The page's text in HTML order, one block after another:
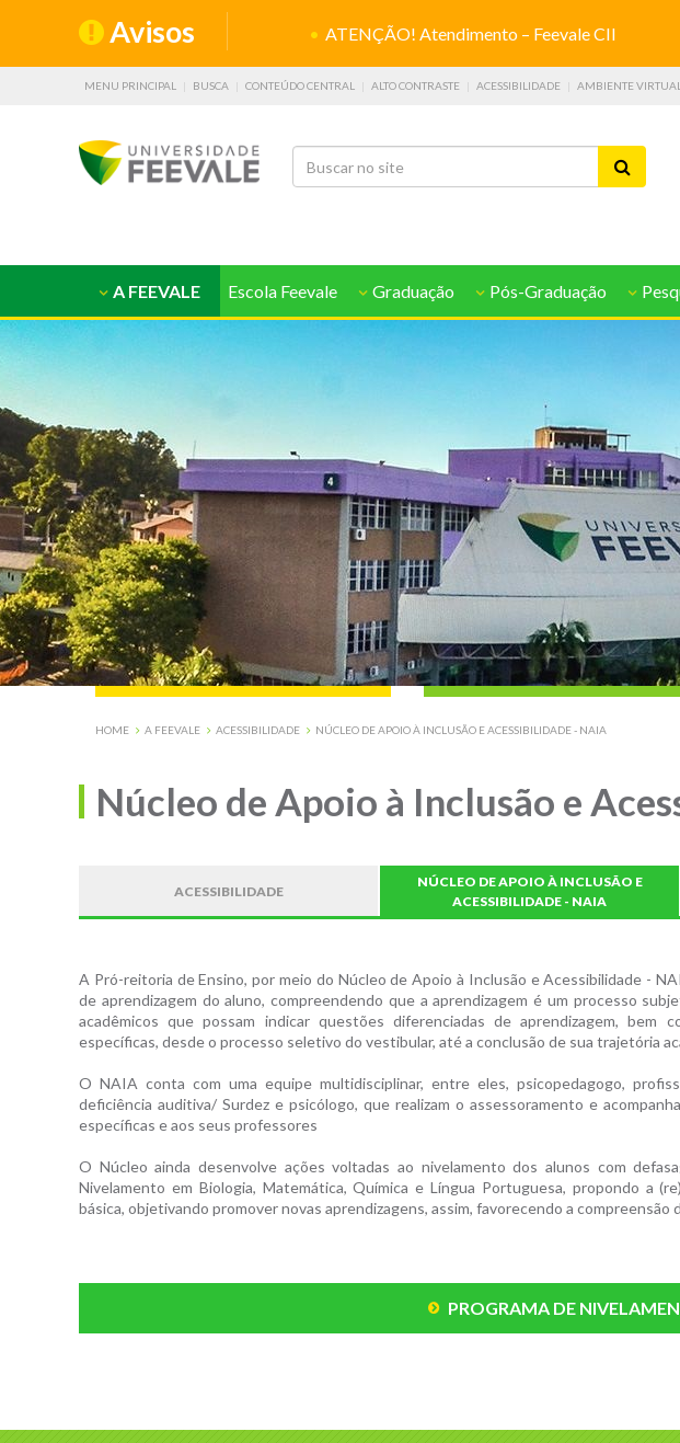
Avisos ATENÇÃO! Atendimento – Feevale CII
MENU PRINCIPAL BUSCA CONTEÚDO CENTRAL ALTO CONTRASTE ACESSIBILIDADE AMBIENTE VIRTUAL
A FEEVALE Escola Feevale Graduação Pós-Graduação
HOME A FEEVALE ACESSIBILIDADE NÚCLEO DE APOIO À INCLUSÃO E ACESSIBILIDADE - NAIA
Núcleo de Apoio à Inclusão e
ACESSIBILIDADE
NÚCLEO DE APOIO À INCLUSÃO E
ACESSIBILIDADE - NAIA
A Pró-reitoria de Ensino, por meio do Núcleo de Apoio à Inclusão e Acessibilidade -
de aprendizagem do aluno, compreendendo que a aprendizagem é um processo
acadêmicos que possam indicar questões diferenciadas de aprendizagem, bem
específicas, desde o processo seletivo do vestibular, até a conclusão de sua trajetória
O NAIA conta com uma equipe multidisciplinar, entre eles, psicopedagogo,
deficiência auditiva/ Surdez e psicólogo, que realizam o assessoramento e
específicas e aos seus professores
O Núcleo ainda desenvolve ações voltadas ao nivelamento dos alunos com
Nivelamento em Biologia, Matemática, Química e Língua Portuguesa, propondo a
básica, objetivando promover novas aprendizagens, assim, favorecendo a compreensão
PROGRAMA DE